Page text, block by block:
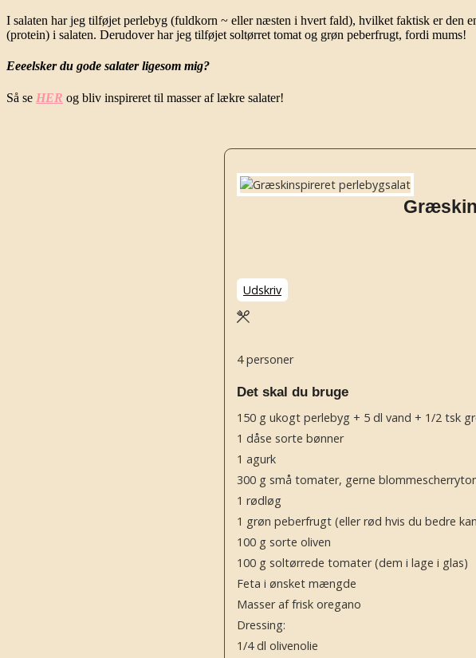
I salaten har jeg tilføjet perlebyg (fuldkorn ~ eller næsten i hvert fald), hvilket faktisk er den
(protein) i salaten. Derudover har jeg tilføjet soltørret tomat og grøn peberfrugt, fordi mums!
Eeeelsker du gode salater ligesom mig?
Så se HER og bliv inspireret til masser af lækre salater!
Udskriv
4 personer
Det skal du bruge
150 g ukogt perlebyg + 5 dl vand + 1/2 tsk
1 dåse sorte bønner
1 agurk
300 g små tomater, gerne
1 rødløg
1 grøn peberfrugt (eller rød hvis du bedre
100 g sorte oliven
100 g soltørrede tomater (dem i lage i glas)
Feta i ønsket mængde
Masser af frisk oregano
Dressing:
1/4 dl olivenolie